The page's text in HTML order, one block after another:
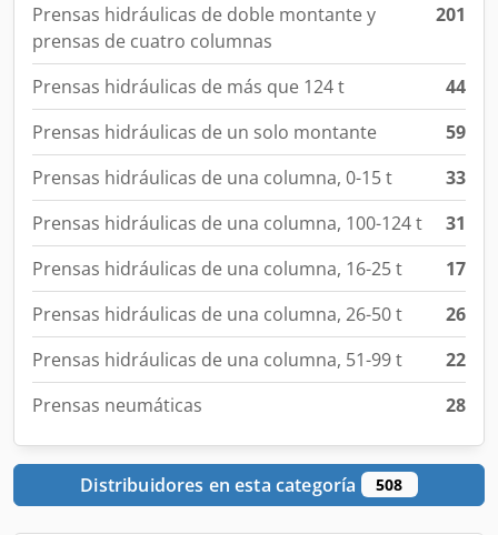
Prensas hidráulicas de doble montante y
prensas de cuatro columnas
201
Prensas hidráulicas de más que 124 t
44
Prensas hidráulicas de un solo montante
59
Prensas hidráulicas de una columna, 0-15 t
33
Prensas hidráulicas de una columna, 100-124 t
31
Prensas hidráulicas de una columna, 16-25 t
17
Prensas hidráulicas de una columna, 26-50 t
26
Prensas hidráulicas de una columna, 51-99 t
22
Prensas neumáticas
28
Distribuidores en esta categoría 508